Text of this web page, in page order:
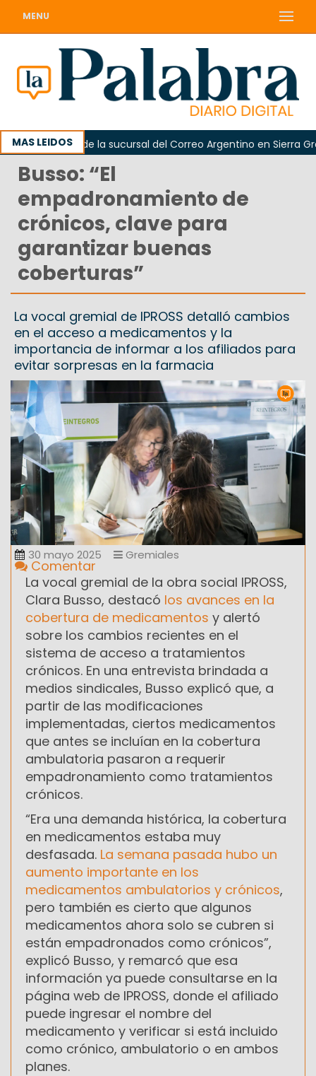
MENU
MAS LEIDOSde la sucursal del Correo Argentino en Sierra Grande
Busso: “El
empadronamiento de
crónicos, clave para
garantizar buenas
coberturas”
La vocal gremial de IPROSS detalló cambios
en el acceso a medicamentos y la
importancia de informar a los afiliados para
evitar sorpresas en la farmacia
30 mayo 2025 Gremiales
Comentar
La vocal gremial de la obra social IPROSS,
Clara Busso, destacó los avances en la
cobertura de medicamentos y alertó
sobre los cambios recientes en el
sistema de acceso a tratamientos
crónicos. En una entrevista brindada a
medios sindicales, Busso explicó que, a
partir de las modificaciones
implementadas, ciertos medicamentos
que antes se incluían en la cobertura
ambulatoria pasaron a requerir
empadronamiento como tratamientos
crónicos.
“Era una demanda histórica, la cobertura
en medicamentos estaba muy
desfasada. La semana pasada hubo un
aumento importante en los
medicamentos ambulatorios y crónicos,
pero también es cierto que algunos
medicamentos ahora solo se cubren si
están empadronados como crónicos”,
explicó Busso, y remarcó que esa
información ya puede consultarse en la
página web de IPROSS, donde el afiliado
puede ingresar el nombre del
medicamento y verificar si está incluido
como crónico, ambulatorio o en ambos
planes.